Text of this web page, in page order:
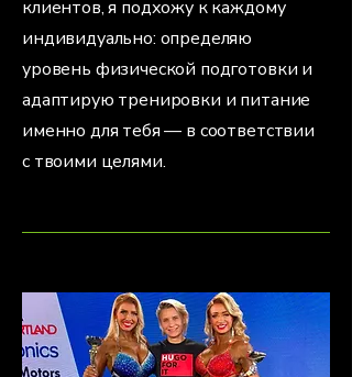
клиентов, я подхожу к каждому
индивидуально: определяю
уровень физической подготовки и
адаптирую тренировки и питание
именно для тебя — в соответствии
с твоими целями.